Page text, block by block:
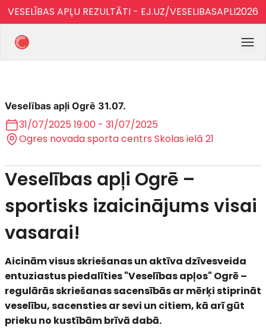
VESELĪBAS APĻU REZULTĀTI - EJ.UZ/VESELIBASAPLI2026
Veselības apļi Ogrē 31.07.
31/07/2025 19:00 - 31/07/2025
Ogres novada sporta centrs Skolas ielā 21
Veselības apļi Ogrē –
sportisks izaicinājums visai
vasarai!
Aicinām visus skriešanas un aktīva dzīvesveida
entuziastus piedalīties "Veselības apļos" Ogrē –
regulārās skriešanas sacensībās ar mērķi stiprināt
veselību, sacensties ar sevi un citiem, kā arī gūt
prieku no kustībām brīvā dabā.